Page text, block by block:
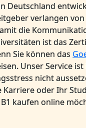
Deutschland
verlangen
die
ist das
Sie können das
Unser Service
nicht
oder Ihr
kaufen online